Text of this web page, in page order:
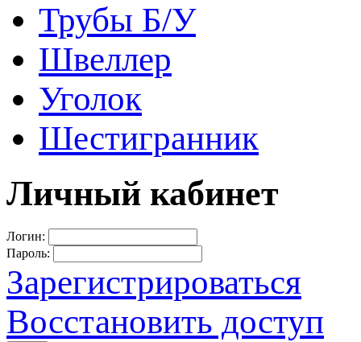
Трубы Б/У
Швеллер
Уголок
Шестигранник
Личный кабинет
Логин:
Пароль:
Зарегистрироваться
Восстановить доступ